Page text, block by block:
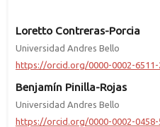
Loretto Contreras-Porcia
Universidad Andres Bello
https://orcid.org/0000-0002-6511-
Benjamín Pinilla-Rojas
Universidad Andres Bello
https://orcid.org/0000-0002-0458-